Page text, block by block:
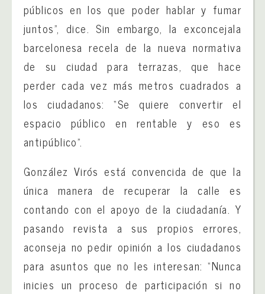
públicos en los que poder hablar y fumar
juntos”, dice. Sin embargo, la exconcejala
barcelonesa recela de la nueva normativa
de su ciudad para terrazas, que hace
perder cada vez más metros cuadrados a
los ciudadanos: “Se quiere convertir el
espacio público en rentable y eso es
antipúblico”.
González Virós está convencida de que la
única manera de recuperar la calle es
contando con el apoyo de la ciudadanía. Y
pasando revista a sus propios errores,
aconseja no pedir opinión a los ciudadanos
para asuntos que no les interesan: “Nunca
inicies un proceso de participación si no